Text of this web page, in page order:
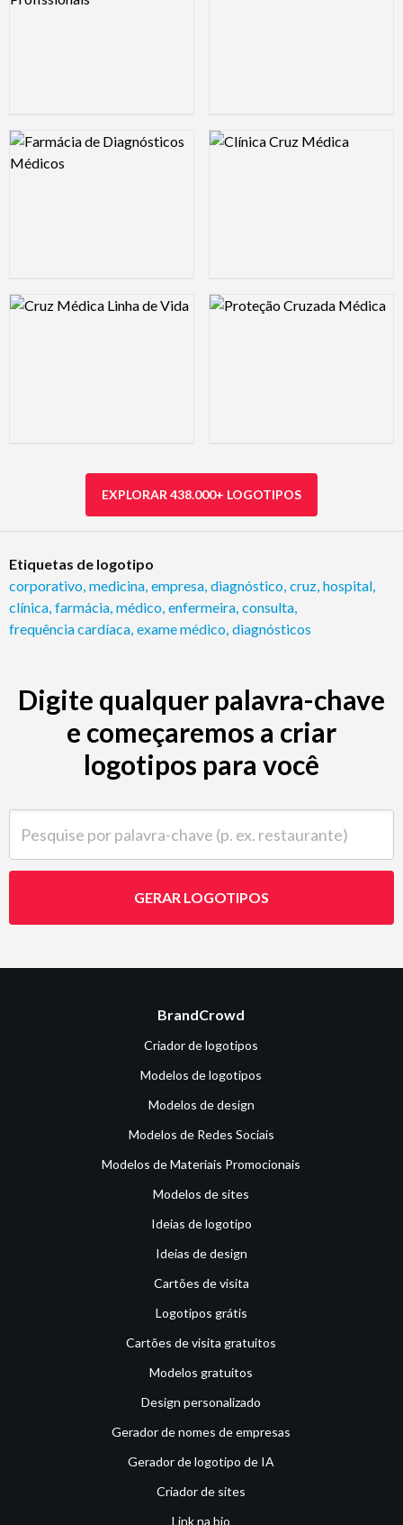
Logo Preview Image Logo Preview Image
Logo Preview Image Logo Preview Image
EXPLORAR 438.000+ LOGOTIPOS
Etiquetas de logotipo
corporativo medicina empresa diagnóstico cruz hospital
clínica farmácia médico enfermeira consulta
frequência cardíaca exame médico diagnósticos
Digite qualquer palavra-chave
e começaremos a criar
logotipos para você
GERAR LOGOTIPOS
BrandCrowd
Criador de logotipos
Modelos de logotipos
Modelos de design
Modelos de Redes Sociais
Modelos de Materiais Promocionais
Modelos de sites
Ideias de logotipo
Ideias de design
Cartões de visita
Logotipos grátis
Cartões de visita gratuitos
Modelos gratuitos
Design personalizado
Gerador de nomes de empresas
Gerador de logotipo de IA
Criador de sites
Link na bio